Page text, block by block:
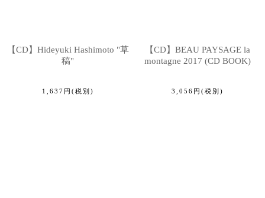
【CD】Hideyuki Hashimoto "草
稿"
1,637 円 (税別)
【CD】BEAU PAYSAGE la
montagne 2017 (CD BOOK)
3,056 円 (税別)